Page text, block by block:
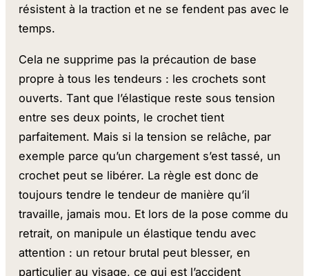
résistent à la traction et ne se fendent pas avec le
temps.
Cela ne supprime pas la précaution de base
propre à tous les tendeurs : les crochets sont
ouverts. Tant que l’élastique reste sous tension
entre ses deux points, le crochet tient
parfaitement. Mais si la tension se relâche, par
exemple parce qu’un chargement s’est tassé, un
crochet peut se libérer. La règle est donc de
toujours tendre le tendeur de manière qu’il
travaille, jamais mou. Et lors de la pose comme du
retrait, on manipule un élastique tendu avec
attention : un retour brutal peut blesser, en
particulier au visage, ce qui est l’accident